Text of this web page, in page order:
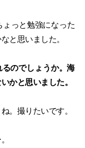
っと勉強になった
と思いました。
のでしょうか。海
かと思いました。
。撮りたいです。